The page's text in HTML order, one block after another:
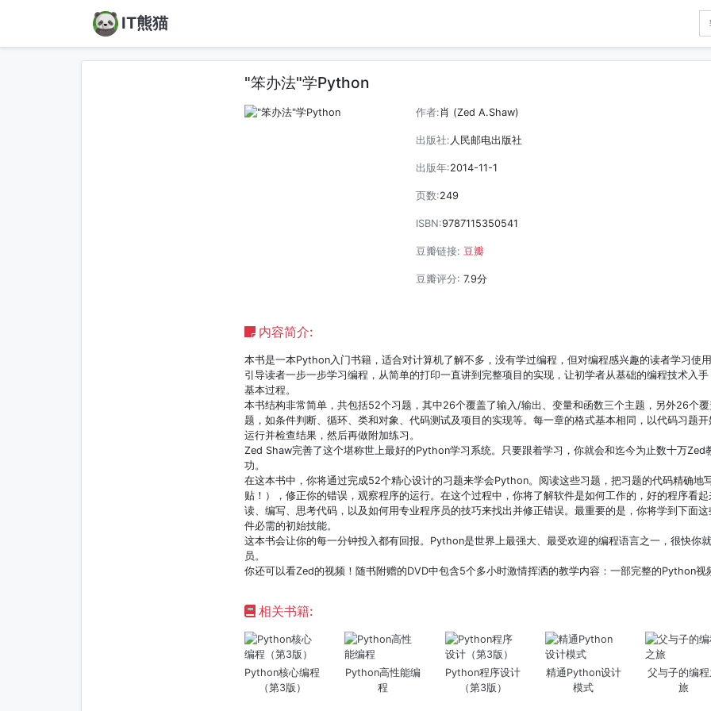
IT熊猫
"笨办法"学Python
作者:肖 (Zed A.Shaw)
出版社: 人民邮电出版社
出版年:2014-11-1
页数:249
ISBN:9787115350541
豆瓣链接: 豆瓣
豆瓣评分: 7.9分
内容简介:
本书是一本Python入门书籍，适合对计算机了解不多，没有学过编程，但对编程感兴趣的读者学习使
引导读者一步一步学习编程，从简单的打印一直讲到完整项目的实现，让初学者从基础的编程技术入
基本过程。
本书结构非常简单，共包括52个习题，其中26个覆盖了输入/输出、变量和函数三个主题，另外26个
题，如条件判断、循环、类和对象、代码测试及项目的实现等。每一章的格式基本相同，以代码习题
运行并检查结果，然后再做附加练习。
Zed Shaw完善了这个堪称世上最好的Python学习系统。只要跟着学习，你就会和迄今为止数十万Zed
功。
在这本书中，你将通过完成52个精心设计的习题来学会Python。阅读这些习题，把习题的代码精确地
贴！），修正你的错误，观察程序的运行。在这个过程中，你将了解软件是如何工作的，好的程序看
读、编写、思考代码，以及如何用专业程序员的技巧来找出并修正错误。最重要的是，你将学到下面
件必需的初始技能。
这本书会让你的每一分钟投入都有回报。Python是世界上最强大、最受欢迎的编程语言之一，很快你
员。
你还可以看Zed的视频！随书附赠的DVD中包含5个多小时激情挥洒的教学内容：一部完整的Python视
相关书籍:
Python核心编程
（第3版）
Python高性能编
程
Python程序设计
（第3版）
精通Python设计
模式
父与子的编
旅